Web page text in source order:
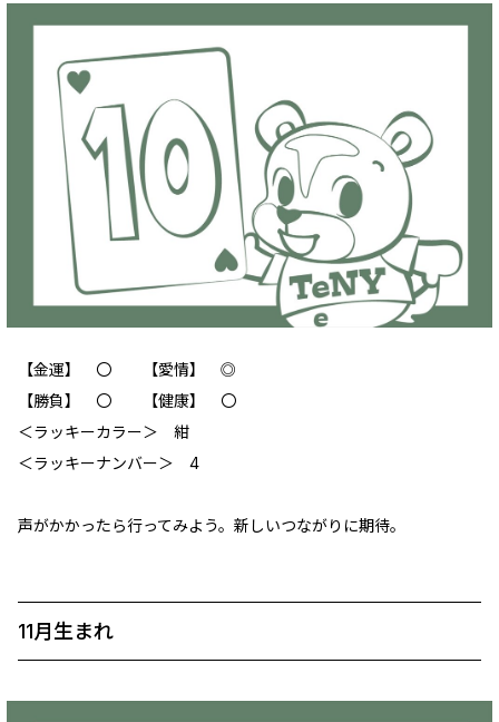
【金運】 〇 【愛情】 ◎
【勝負】 〇 【健康】 〇
＜ラッキーカラー＞ 紺
＜ラッキーナンバー＞ 4
声がかかったら行ってみよう。新しいつながりに期待。
11月生まれ